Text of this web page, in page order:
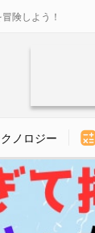
険しよう！
ノロジー